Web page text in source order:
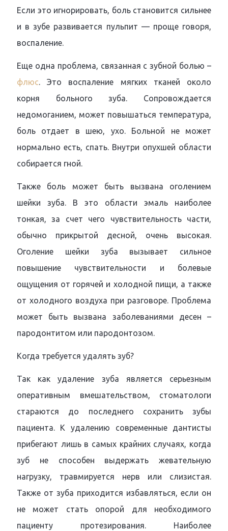
Если это игнорировать, боль становится сильнее
и в зубе развивается пульпит — проще говоря,
воспаление.
Еще одна проблема, связанная с зубной болью –
флюс. Это воспаление мягких тканей около
корня больного зуба. Сопровождается
недомоганием, может повышаться температура,
боль отдает в шею, ухо. Больной не может
нормально есть, спать. Внутри опухшей области
собирается гной.
Также боль может быть вызвана оголением
шейки зуба. В это области эмаль наиболее
тонкая, за счет чего чувствительность части,
обычно прикрытой десной, очень высокая.
Оголение шейки зуба вызывает сильное
повышение чувствительности и болевые
ощущения от горячей и холодной пищи, а также
от холодного воздуха при разговоре. Проблема
может быть вызвана заболеваниями десен –
пародонтитом или пародонтозом.
Когда требуется удалять зуб?
Так как удаление зуба является серьезным
оперативным вмешательством, стоматологи
стараются до последнего сохранить зубы
пациента. К удалению современные дантисты
прибегают лишь в самых крайних случаях, когда
зуб не способен выдержать жевательную
нагрузку, травмируется нерв или слизистая.
Также от зуба приходится избавляться, если он
не может стать опорой для необходимого
пациенту протезирования. Наиболее